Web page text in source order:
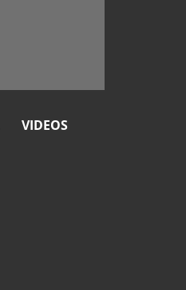
VIDEOS